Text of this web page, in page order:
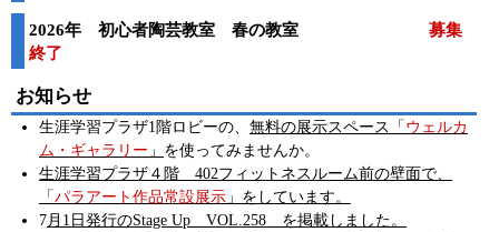
2026年 初心者陶芸教室 春の教室
募集
終了
お知らせ
生涯学習プラザ1階ロビーの、 無料の展示スペース「ウェルカ
ム・ギャラリー 」 を使ってみませんか。
生涯学習プラザ４階 402フィットネスルーム前の壁面で、
「パラアート作品常設展示 」をしています。
7月1日発行のStage Up VOL.258 を掲載しました。